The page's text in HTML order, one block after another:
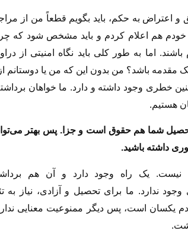
و اعتراض به حکم، باید بگویم قطعاً من از
خودم هم اعلام کردم و باید مشخص شود که چرا
اما به طور کلی باید نگاه امنیتی از
مقدمه باشد؟ من بدون این که من یا دوستانم
خطری وجود داشته و دارد. ما خواهان
هستیم.
شما هم حقوق است و جزا. پس بهتر
داشته باشید.
نیست. یک راه وجود دارد و آن هم
ندارد. ما برای تحصیل و آزادی، نیاز به
یکسان است، پس دیگر ممنوعیت معنایی